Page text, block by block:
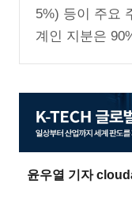
5%) 등이 주요
계인 지분은
윤우열 기자